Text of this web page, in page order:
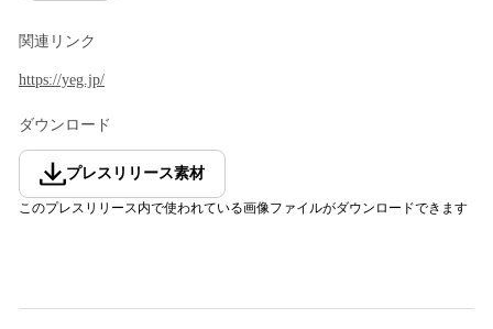
関連リンク
https://yeg.jp/
ダウンロード
プレスリリース素材
このプレスリリース内で使われている画像ファイルがダウンロードできます